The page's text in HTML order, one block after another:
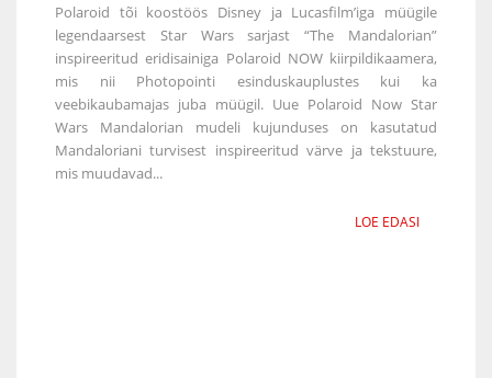
Polaroid tõi koostöös Disney ja Lucasfilm’iga müügile
legendaarsest Star Wars sarjast “The Mandalorian”
inspireeritud eridisainiga Polaroid NOW kiirpildikaamera,
mis nii Photopointi esinduskauplustes kui ka
veebikaubamajas juba müügil. Uue Polaroid Now Star
Wars Mandalorian mudeli kujunduses on kasutatud
Mandaloriani turvisest inspireeritud värve ja tekstuure,
mis muudavad...
LOE EDASI